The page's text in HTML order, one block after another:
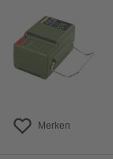
Merken